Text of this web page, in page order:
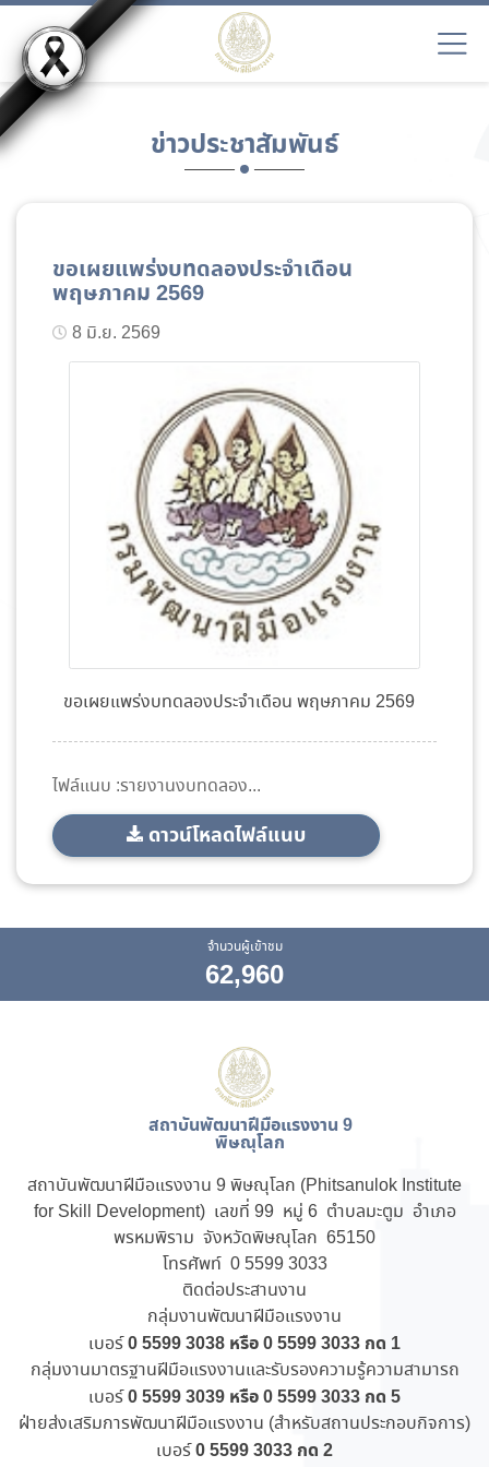
ข่าวประชาสัมพันธ์
ขอเผยแพร่งบทดลองประจำเดือน
พฤษภาคม 2569
8 มิ.ย. 2569
ขอเผยแพร่งบทดลองประจำเดือน พฤษภาคม 2569
ไฟล์แนบ :รายงานงบทดลอง...
ดาวน์โหลดไฟล์แนบ
จำนวนผู้เข้าชม
62,960
สถาบันพัฒนาฝีมือแรงงาน 9
พิษณุโลก
สถาบันพัฒนาฝีมือแรงงาน 9 พิษณุโลก (Phitsanulok Institute
for Skill Development) เลขที่ 99 หมู่ 6 ตำบลมะตูม อำเภอ
พรหมพิราม จังหวัดพิษณุโลก 65150
โทรศัพท์ 0 5599 3033
ติดต่อประสานงาน
กลุ่มงานพัฒนาฝีมือแรงงาน
เบอร์0 5599 3038 หรือ 0 5599 3033 กด 1
กลุ่มงานมาตรฐานฝีมือแรงงานและรับรองความรู้ความสามารถ
เบอร์0 5599 3039 หรือ 0 5599 3033 กด 5
ฝ่ายส่งเสริมการพัฒนาฝีมือแรงงาน (สำหรับสถานประกอบกิจการ)
เบอร์0 5599 3033 กด 2